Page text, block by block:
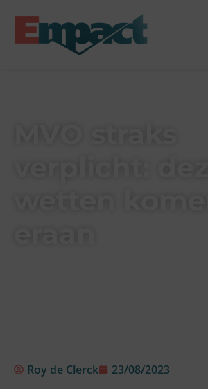
Roy de Clerck
23/08/2023